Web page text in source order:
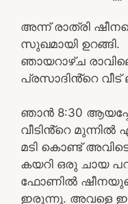
അന്ന് രാത്രി
സുഖമായി ഉറങ്ങി.
ഞായറാഴ്ച
പ്രസാദിൻ്റെ വീട്
ഞാൻ 8:30
വീടിൻ്റെ മുന്നിൽ
മടി കൊണ്ട്
കയറി ഒരു ചായ
ഫോണിൽ ഷീനയുടെ
ഇരുന്നു. അവളെ